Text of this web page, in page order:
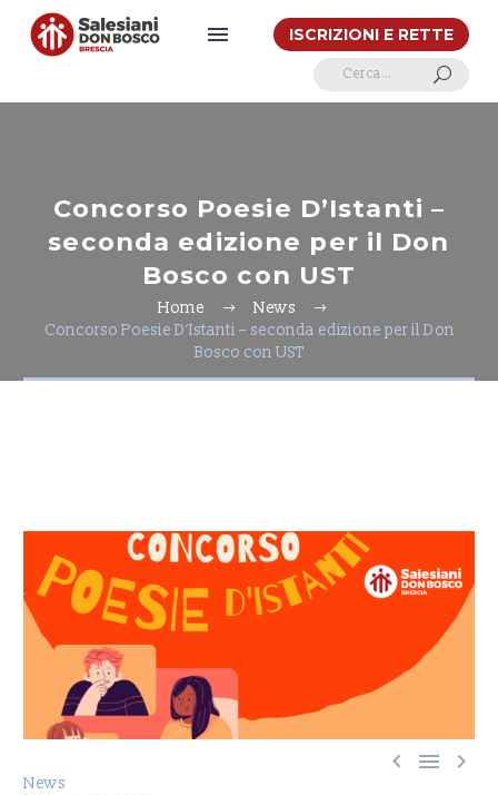
ISCRIZIONI E RETTE
U
Concorso Poesie D’Istanti –
seconda edizione per il Don
Bosco con UST
Home
News
Concorso Poesie D’Istanti – seconda edizione per il Don
Bosco con UST
  
News